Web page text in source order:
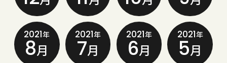
2021年
8月
2021年
7月
2021年
6月
2021年
5月